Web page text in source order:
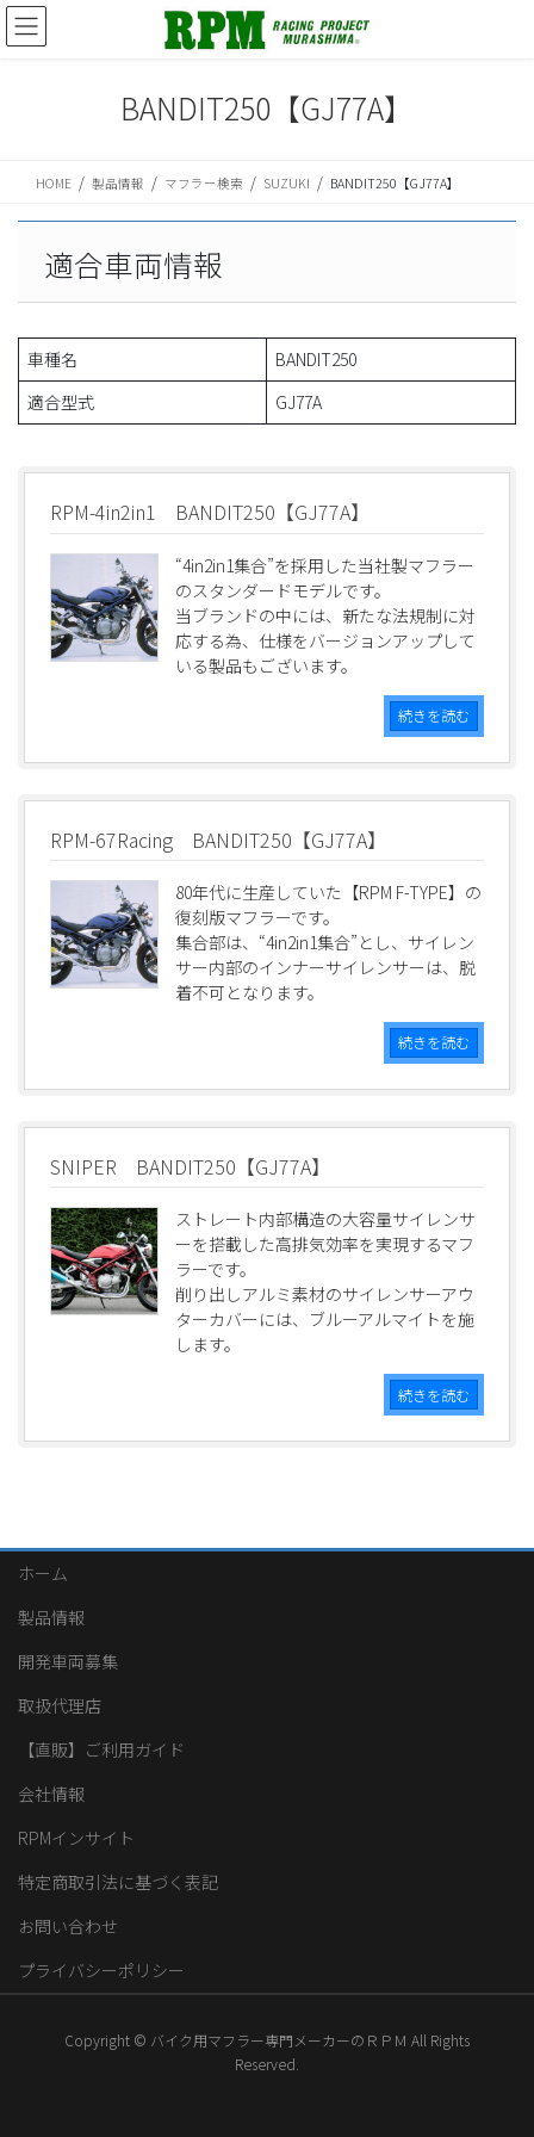
コ
ン
ナ
ビ
BANDIT250【GJ77A】
HOME 製品情報 マフラー検索 SUZUKI BANDIT250【GJ77A】
適合車両情報
車種名
BANDIT250
適合型式
GJ77A
RPM-4in2in1 BANDIT250【GJ77A】
“4in2in1集合”を採用した当社製マフラー
のスタンダードモデルです。
当ブランドの中には、新たな法規制に対
応する為、仕様をバージョンアップして
いる製品もございます。
続きを読む
RPM-67Racing BANDIT250【GJ77A】
80年代に生産していた【RPM F-TYPE】の
復刻版マフラーです。
集合部は、“4in2in1集合”とし、サイレン
サー内部のインナーサイレンサーは、脱
着不可となります。
続きを読む
SNIPER BANDIT250【GJ77A】
ストレート内部構造の大容量サイレンサ
ーを搭載した高排気効率を実現するマフ
ラーです。
削り出しアルミ素材のサイレンサーアウ
ターカバーには、ブルーアルマイトを施
します。
続きを読む
ホーム
製品情報
開発車両募集
取扱代理店
【直販】ご利用ガイド
会社情報
RPMインサイト
特定商取引法に基づく表記
お問い合わせ
プライバシーポリシー
Copyright © バイク用マフラー専門メーカーのＲＰＭ All Rights
Reserved.